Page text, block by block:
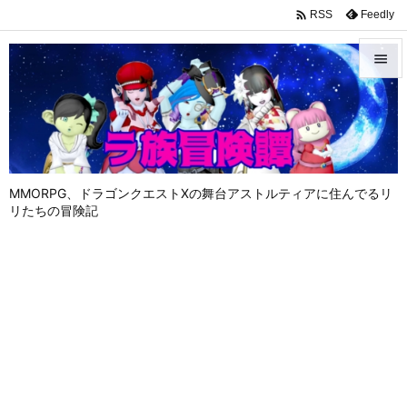
MMORPG、ドラゴンクエストⅩの舞台アストルティアに住んでるリ
リたちの冒険記


メニュ

サイド

 RSS Feedly